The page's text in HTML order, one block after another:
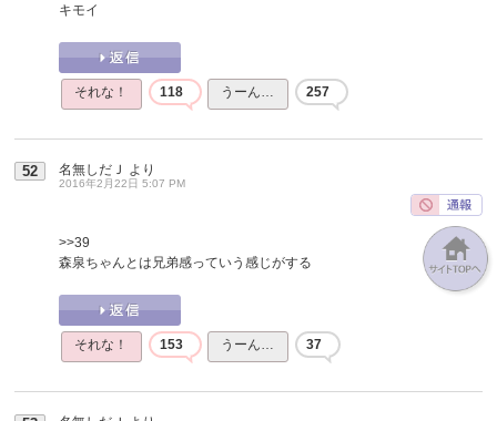
キモイ
それな！ 118 うーん… 257
52 名無しだＪ より
2016年2月22日 5:07 PM
>>39
森泉ちゃんとは兄弟感っていう感じがする
それな！ 153 うーん… 37